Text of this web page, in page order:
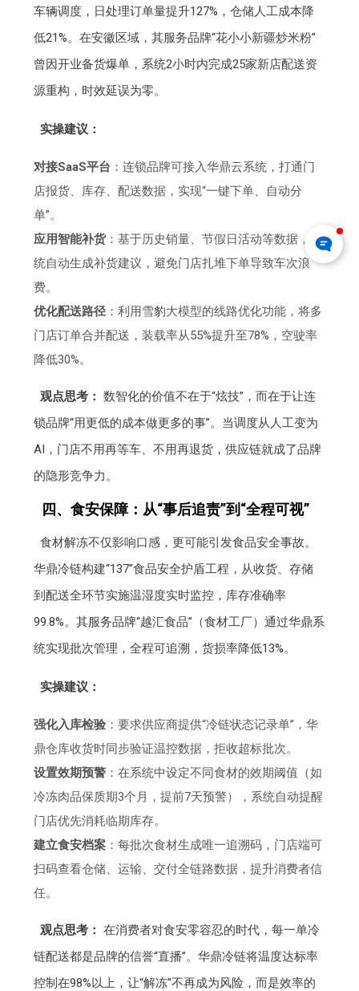
车辆调度，日处理订单量提升127%，仓储人工成本降
低21%。在安徽区域，其服务品牌“花小小新疆炒米粉”
曾因开业备货爆单，系统2小时内完成25家新店配送资
源重构，时效延误为零。
实操建议：
对接SaaS平台 ：连锁品牌可接入华鼎云系统，打通门
店报货、库存、配送数据，实现“一键下单、自动分
单”。
应用智能补货：基于历史销量、节假日活动等数据，系
统自动生成补货建议，避免门店扎堆下单导致车次浪
费。
优化配送路径：利用雪豹大模型的线路优化功能，将多
门店订单合并配送，装载率从55%提升至78%，空驶率
降低30%。
观点思考： 数智化的价值不在于“炫技”，而在于让连
锁品牌“用更低的成本做更多的事”。当调度从人工变为
AI，门店不用再等车、不用再退货，供应链就成了品牌
的隐形竞争力。
四、食安保障：从“事后追责”到“全程可视”
食材解冻不仅影响口感，更可能引发食品安全事故。
华鼎冷链构建“137”食品安全护盾工程，从收货、存储
到配送全环节实施温湿度实时监控，库存准确率
99.8%。其服务品牌“越汇食品”（食材工厂）通过华鼎系
统实现批次管理，全程可追溯，货损率降低13%。
实操建议：
强化入库检验：要求供应商提供“冷链状态记录单”，华
鼎仓库收货时同步验证温控数据，拒收超标批次。
设置效期预警 ：在系统中设定不同食材的效期阈值（如
冷冻肉品保质期3个月，提前7天预警），系统自动提醒
门店优先消耗临期库存。
建立食安档案 ：每批次食材生成唯一追溯码，门店端可
扫码查看仓储、运输、交付全链路数据，提升消费者信
任。
观点思考： 在消费者对食安零容忍的时代，每一单冷
链配送都是品牌的信誉“直播”。华鼎冷链将温度达标率
控制在98%以上，让“解冻”不再成为风险，而是效率的